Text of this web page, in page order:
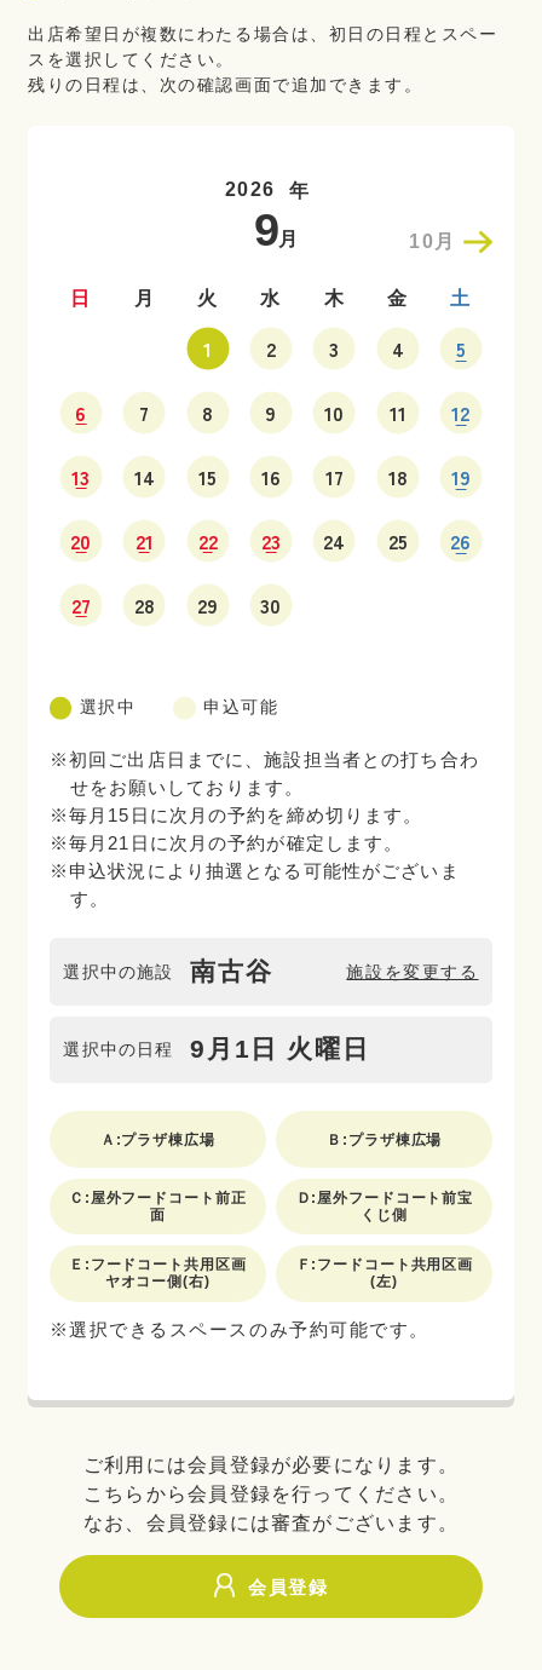
出店希望日が複数にわたる場合は、初日の日程とスペー
スを選択してください。
残りの日程は、次の確認画面で追加できます。
9
年
10月
日 月 火 水 木 金 土
1 2 3 4 5
6 7 8 9 10 11 12
13 14 15 16 17 18 19
20 21 22 23 24 25 26
27 28 29 30
選択中 申込可能
※初回ご出店日までに、施設担当者との打ち合わ
せをお願いしております。
※毎月15日に次月の予約を締め切ります。
※毎月21日に次月の予約が確定します。
※申込状況により抽選となる可能性がございま
す。
選択中の施設 南古谷 施設を変更する
選択中の日程 9月1日 火曜日
Ａ:プラザ棟広場 Ｂ:プラザ棟広場
Ｃ:屋外フードコート前正
面
Ｄ:屋外フードコート前宝
くじ側
Ｅ:フードコート共用区画
ヤオコー側(右)
Ｆ:フードコート共用区画
(左)
※選択できるスペースのみ予約可能です。
ご利用には会員登録が必要になります。
こちらから会員登録を行ってください。
なお、会員登録には審査がございます。
会員登録